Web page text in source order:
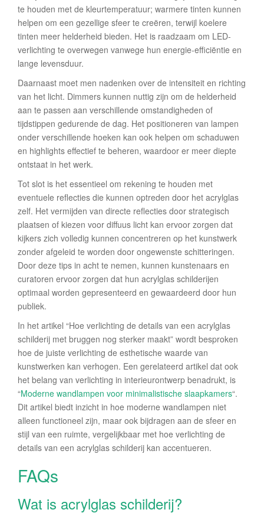
te houden met de kleurtemperatuur; warmere tinten kunnen
helpen om een gezellige sfeer te creëren, terwijl koelere
tinten meer helderheid bieden. Het is raadzaam om LED-
verlichting te overwegen vanwege hun energie-efficiëntie en
lange levensduur.
Daarnaast moet men nadenken over de intensiteit en richting
van het licht. Dimmers kunnen nuttig zijn om de helderheid
aan te passen aan verschillende omstandigheden of
tijdstippen gedurende de dag. Het positioneren van lampen
onder verschillende hoeken kan ook helpen om schaduwen
en highlights effectief te beheren, waardoor er meer diepte
ontstaat in het werk.
Tot slot is het essentieel om rekening te houden met
eventuele reflecties die kunnen optreden door het acrylglas
zelf. Het vermijden van directe reflecties door strategisch
plaatsen of kiezen voor diffuus licht kan ervoor zorgen dat
kijkers zich volledig kunnen concentreren op het kunstwerk
zonder afgeleid te worden door ongewenste schitteringen.
Door deze tips in acht te nemen, kunnen kunstenaars en
curatoren ervoor zorgen dat hun acrylglas schilderijen
optimaal worden gepresenteerd en gewaardeerd door hun
publiek.
In het artikel “Hoe verlichting de details van een acrylglas
schilderij met bruggen nog sterker maakt” wordt besproken
hoe de juiste verlichting de esthetische waarde van
kunstwerken kan verhogen. Een gerelateerd artikel dat ook
het belang van verlichting in interieurontwerp benadrukt, is
“Moderne wandlampen voor minimalistische slaapkamers“.
Dit artikel biedt inzicht in hoe moderne wandlampen niet
alleen functioneel zijn, maar ook bijdragen aan de sfeer en
stijl van een ruimte, vergelijkbaar met hoe verlichting de
details van een acrylglas schilderij kan accentueren.
FAQs
Wat is acrylglas schilderij?